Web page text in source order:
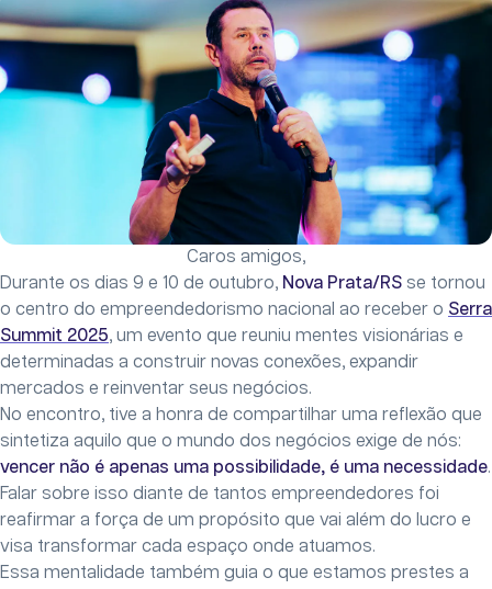
Caros amigos,
Durante os dias 9 e 10 de outubro, Nova Prata/RS se tornou
o centro do empreendedorismo nacional ao receber o Serra
Summit 2025, um evento que reuniu mentes visionárias e
determinadas a construir novas conexões, expandir
mercados e reinventar seus negócios.
No encontro, tive a honra de compartilhar uma reflexão que
sintetiza aquilo que o mundo dos negócios exige de nós:
vencer não é apenas uma possibilidade, é uma necessidade.
Falar sobre isso diante de tantos empreendedores foi
reafirmar a força de um propósito que vai além do lucro e
visa transformar cada espaço onde atuamos.
Essa mentalidade também guia o que estamos prestes a